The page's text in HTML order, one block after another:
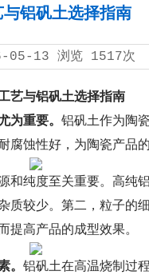
与铝矾土选择指南
05-13 浏览 1517次
艺与铝矾土选择指南
为重要。 铝矾土作为陶
蚀性好，为陶瓷产品
和纯度至关重要。高纯
较少。第二，粒子的
高产品的成型效果。
。 铝矾土在高温烧制过